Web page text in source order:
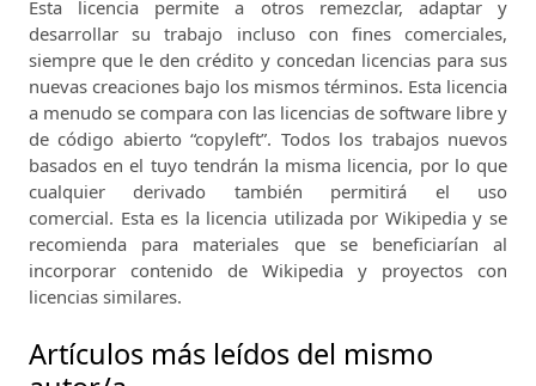
Esta licencia permite a otros remezclar, adaptar y
desarrollar su trabajo incluso con fines comerciales,
siempre que le den crédito y concedan licencias para sus
nuevas creaciones bajo los mismos términos. Esta licencia
a menudo se compara con las licencias de software libre y
de código abierto “copyleft”. Todos los trabajos nuevos
basados ​​en el tuyo tendrán la misma licencia, por lo que
cualquier derivado también permitirá el uso
comercial. Esta es la licencia utilizada por Wikipedia y se
recomienda para materiales que se beneficiarían al
incorporar contenido de Wikipedia y proyectos con
licencias similares.
Artículos más leídos del mismo